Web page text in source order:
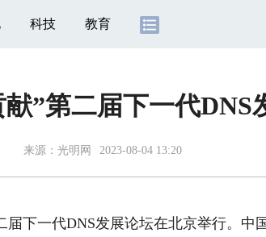
科技 教育
”第二届下一代DNS
来源： 光明网 2023-08-04 13:20
下一代DNS发展论坛在北京举行。中